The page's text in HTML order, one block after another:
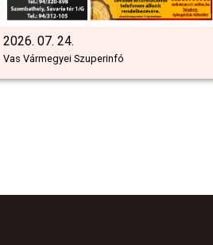
2026. 07. 24.
Vas Vármegyei Szuperinfó